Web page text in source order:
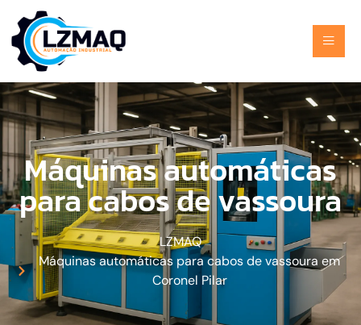
Máquinas automáticas
para cabos de vassoura
LZMAQ
Máquinas automáticas para cabos de vassoura em
Coronel Pilar